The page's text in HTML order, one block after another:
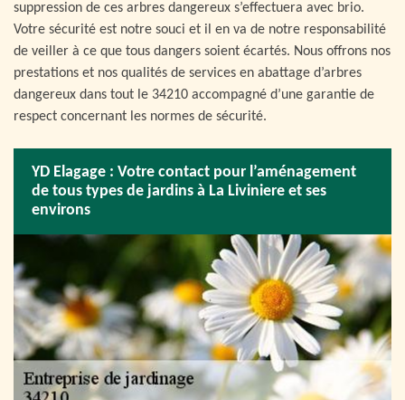
suppression de ces arbres dangereux s’effectuera avec brio.
Votre sécurité est notre souci et il en va de notre responsabilité
de veiller à ce que tous dangers soient écartés. Nous offrons nos
prestations et nos qualités de services en abattage d’arbres
dangereux dans tout le 34210 accompagné d’une garantie de
respect concernant les normes de sécurité.
YD Elagage : Votre contact pour l’aménagement
de tous types de jardins à La Liviniere et ses
environs